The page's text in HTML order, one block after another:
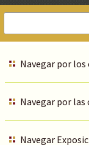
Navegar por
Navegar por las
Navegar